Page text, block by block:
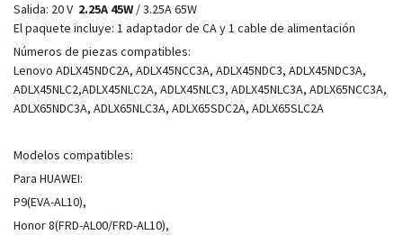
Salida: 20 V 2.25A 45W/ 3.25A 65W
El paquete incluye: 1 adaptador de CA y 1 cable de alimentación
Números de piezas compatibles:
Lenovo ADLX45NDC2A, ADLX45NCC3A, ADLX45NDC3, ADLX45NDC3A,
ADLX45NLC2,ADLX45NLC2A, ADLX45NLC3, ADLX45NLC3A, ADLX65NCC3A,
ADLX65NDC3A, ADLX65NLC3A, ADLX65SDC2A, ADLX65SLC2A
Modelos compatibles:
Para HUAWEI:
P9(EVA-AL10),
Honor 8(FRD-AL00/FRD-AL10),